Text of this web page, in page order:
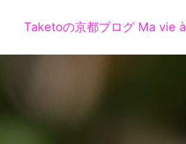
Taketoの京都ブログ Ma vie